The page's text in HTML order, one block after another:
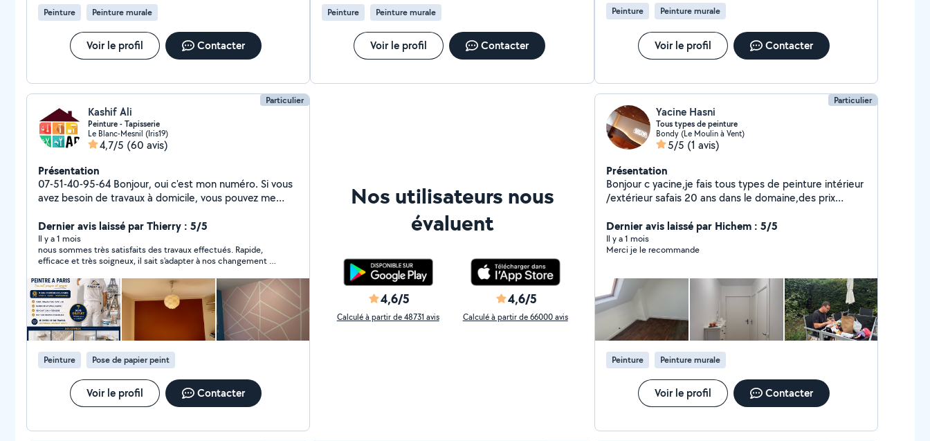
Peinture Peinture murale
Voir le profil Contacter
Peinture Peinture murale
Voir le profil Contacter
Peinture Peinture murale
Voir le profil Contacter
Particulier
Kashif Ali
Peinture - Tapisserie
Le Blanc-Mesnil (Iris19)
4,7/5 (60 avis)
Présentation
07-51-40-95-64 Bonjour, oui c'est mon numéro. Si vous
avez besoin de travaux à domicile, vous pouvez me
je suis en France depuis 8 ans et je fais des travaux
ménagers ici. Je connais tous les travaux qui se font
dans les maisons, comme le carrelage et la peinture.
Pose de parquet, menuiserie, paperasse, travaux
d'électricien, je connais tout le travail moi-même.
J'avais l'habitude de travailler avec des sociétés
auparavant et je suis nouveau sur cette application. Et
j'ai téléchargé ici sur mon ID quelques photos que vous
pouvez voir en les regardant, quel travail je fais. J'ai fait
tous ces travaux moi-même. J'ai tout le matériel
nécessaire pour faire le travail et je le ferai pour vous à
un bon prix, et je vous donnerai une garantie si vous
êtes satisfait du travail.
Dernier avis laissé par Thierry : 5/5
Il y a 1 mois
nous sommes très satisfaits des travaux effectués. Rapide,
efficace et très soigneux, il sait s'adapter à nos changement de
Peinture Pose de papier peint
Voir le profil Contacter
Nos utilisateurs nous
évaluent
4,6/5
Calculé à partir de 48731 avis
4,6/5
Calculé à partir de 66000 avis
Particulier
Yacine Hasni
Tous types de peinture
Bondy (Le Moulin à Vent)
5/5 (1 avis)
Présentation
Bonjour c yacine,je fais tous types de peinture intérieur
/extérieur safais 20 ans dans le domaine,des prix
Dernier avis laissé par Hichem : 5/5
Il y a 1 mois
Merci je le recommande
Peinture Peinture murale
Voir le profil Contacter